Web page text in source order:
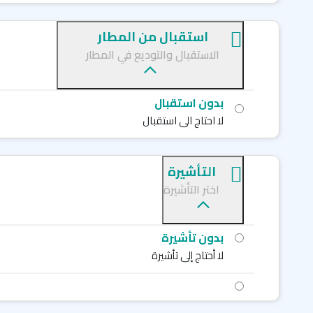
استقبال من المطار
الاستقبال والتوديع في المطار
بدون استقبال
لا احتاج الى استقبال
التأشيرة
اختر التأشيرة
بدون تأشيرة
لا أحتاج إلى تأشيرة